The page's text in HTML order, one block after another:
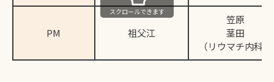
PM 祖父江
笠原
茎田
（リウマチ内科）
スクロールできます